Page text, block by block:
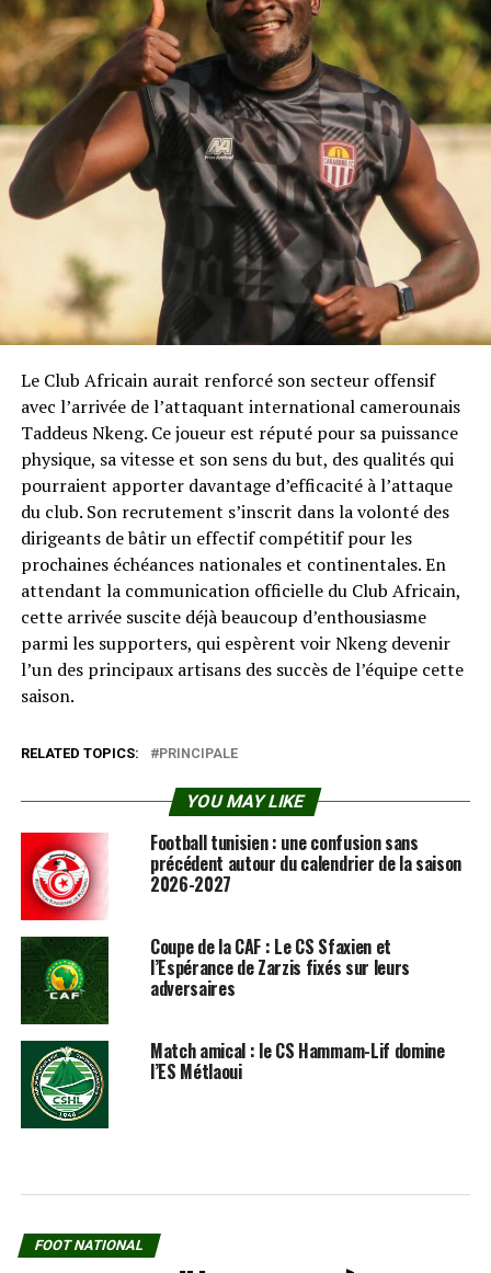
Le Club Africain aurait renforcé son secteur offensif
avec l’arrivée de l’attaquant international camerounais
Taddeus Nkeng. Ce joueur est réputé pour sa puissance
physique, sa vitesse et son sens du but, des qualités qui
pourraient apporter davantage d’efficacité à l’attaque
du club. Son recrutement s’inscrit dans la volonté des
dirigeants de bâtir un effectif compétitif pour les
prochaines échéances nationales et continentales. En
attendant la communication officielle du Club Africain,
cette arrivée suscite déjà beaucoup d’enthousiasme
parmi les supporters, qui espèrent voir Nkeng devenir
l’un des principaux artisans des succès de l’équipe cette
saison.
RELATED TOPICS: PRINCIPALE
YOU MAY LIKE
Football tunisien : une confusion sans
précédent autour du calendrier de la saison
2026-2027
Coupe de la CAF : Le CS Sfaxien et
l’Espérance de Zarzis fixés sur leurs
adversaires
Match amical : le CS Hammam-Lif domine
l’ES Métlaoui
FOOT NATIONAL